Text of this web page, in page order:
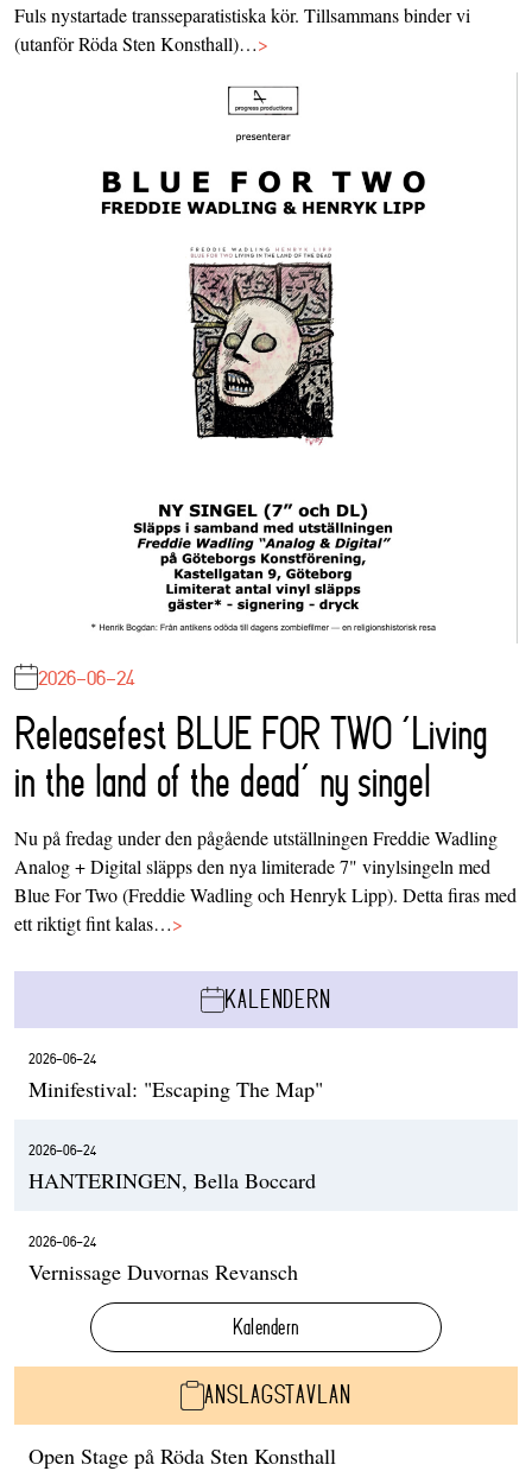
Fuls nystartade transseparatistiska kör. Tillsammans binder vi
(utanför Röda Sten Konsthall)…>
2026-06-24
Releasefest BLUE FOR TWO ‘Living
in the land of the dead’ ny singel
Nu på fredag under den pågående utställningen Freddie Wadling
Analog + Digital släpps den nya limiterade 7" vinylsingeln med
Blue For Two (Freddie Wadling och Henryk Lipp). Detta firas med
ett riktigt fint kalas…>
KALENDERN
2026-06-24
Minifestival: "Escaping The Map"
2026-06-24
HANTERINGEN, Bella Boccard
2026-06-24
Vernissage Duvornas Revansch
Kalendern
ANSLAGSTAVLAN
Open Stage på Röda Sten Konsthall